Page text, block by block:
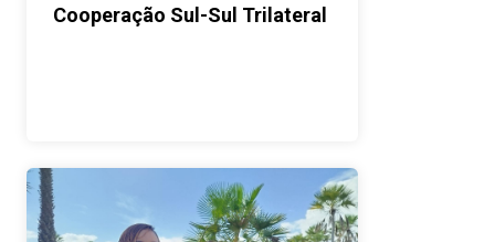
Cooperação Sul-Sul Trilateral